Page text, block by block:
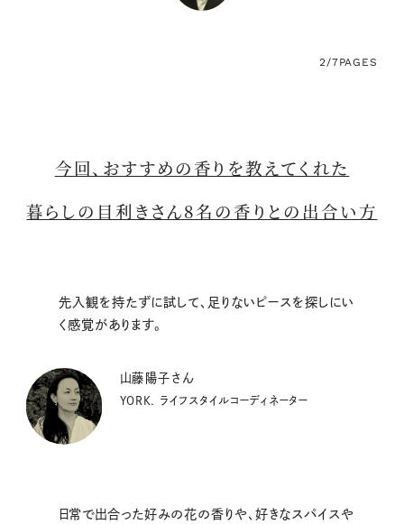
2/7PAGES
今回、おすすめの香りを教えてくれた
暮らしの目利きさん8名の香りとの出合い方
先入観を持たずに試して、足りないピースを探しにい
く感覚があります。
山藤陽子さん
YORK. ライフスタイルコーディネーター
日常で出合った好みの花の香りや、好きなスパイスや